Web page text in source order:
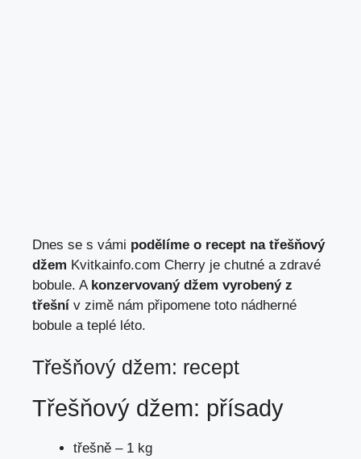
Dnes se s vámi podělíme o recept na třešňový
džem Kvitkainfo.com Cherry je chutné a zdravé
bobule. A konzervovaný džem vyrobený z
třešní v zimě nám připomene toto nádherné
bobule a teplé léto.
Třešňový džem: recept
Třešňový džem: přísady
třešně – 1 kg